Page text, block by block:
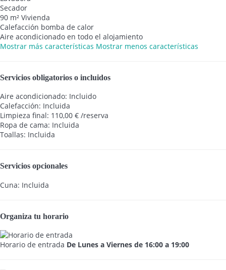
Secador
90 m² Vivienda
Calefacción bomba de calor
Aire acondicionado en todo el alojamiento
Mostrar más características Mostrar menos características
Servicios obligatorios o incluidos
Aire acondicionado: Incluido
Calefacción: Incluida
Limpieza final: 110,00 € /reserva
Ropa de cama: Incluida
Toallas: Incluida
Servicios opcionales
Cuna: Incluida
Organiza tu horario
Horario de entrada De Lunes a Viernes de 16:00 a 19:00